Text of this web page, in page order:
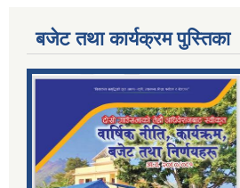
बजेट तथा कार्यक्रम पुस्तिका